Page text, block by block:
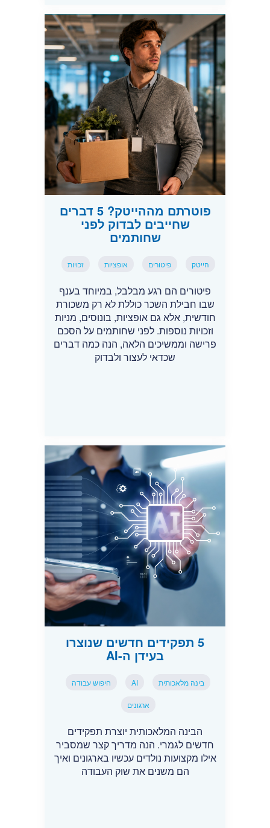
פוטרתם מההייטק? 5 דברים
שחייבים לבדוק לפני
שחותמים
הייטק פיטורים אופציות זכויות
פיטורים הם רגע מבלבל, במיוחד בענף
שבו חבילת השכר כוללת לא רק משכורת
חודשית, אלא גם אופציות, בונוסים, מניות
וזכויות נוספות. לפני שחותמים על הסכם
פרישה וממשיכים הלאה, הנה כמה דברים
שכדאי לעצור ולבדוק
5 תפקידים חדשים שנוצרו
בעידן ה-AI
בינה מלאכותית AI חיפוש עבודה
ארגונים
הבינה המלאכותית יוצרת תפקידים
חדשים לגמרי. הנה מדריך קצר שמסביר
אילו מקצועות נולדים עכשיו בארגונים ואיך
הם משנים את שוק העבודה